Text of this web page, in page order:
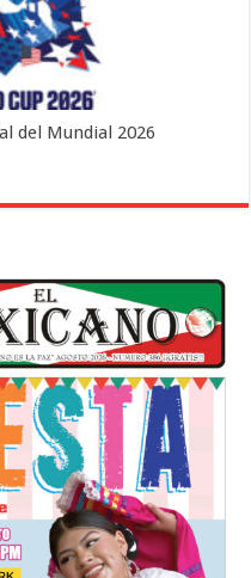
del Mundial 2026